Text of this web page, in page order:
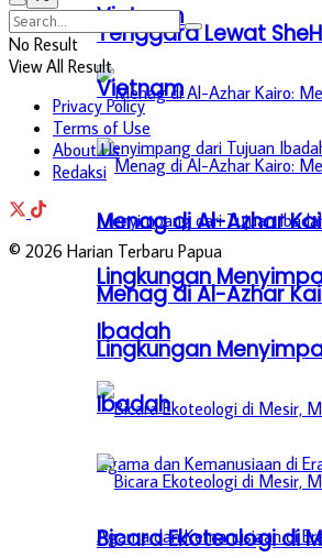
Vietnam
Menag di Al-Azhar
Lingkungan
Ibadah
Bicara Ekoteologi di
Tenggara Lewat
Vietnam
Menag di Al-Azhar
Lingkungan
Ibadah
No Result
View All Result
Privacy Policy
Terms of Use
About Us
Redaksi
© 2026 Harian Terbaru Papua